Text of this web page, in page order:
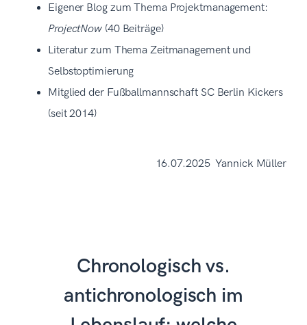
Eigener Blog zum Thema Projektmanagement:
ProjectNow (40 Beiträge)
Literatur zum Thema Zeitmanagement und
Selbstoptimierung
Mitglied der Fußballmannschaft SC Berlin Kickers
(seit 2014)
16.07.2025 Yannick Müller
Chronologisch vs.
antichronologisch im